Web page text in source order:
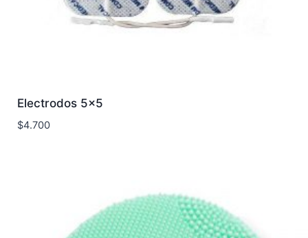
Electrodos 5×5
$4.700